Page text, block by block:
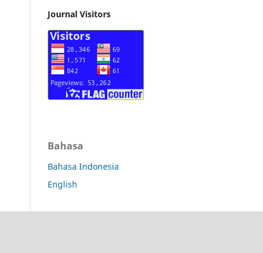
Journal Visitors
Bahasa
Bahasa Indonesia
English